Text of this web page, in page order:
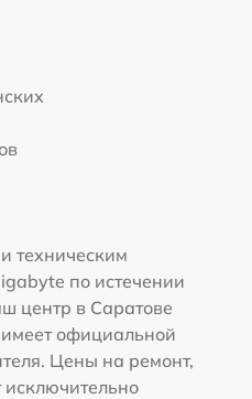
техническим
по истечении
центр в Саратове
официальной
Цены на ремонт,
исключительно